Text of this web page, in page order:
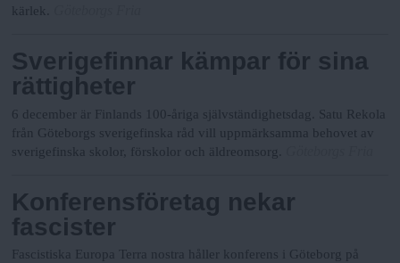
kärlek.
Sverigefinnar kämpar för sina
rättigheter
6 december är Finlands 100-åriga självständighetsdag. Satu Rekola
från Göteborgs sverigefinska råd vill uppmärksamma behovet av
sverigefinska skolor, förskolor och äldreomsorg.
Konferensföretag nekar
fascister
Fascistiska Europa Terra nostra håller konferens i Göteborg på